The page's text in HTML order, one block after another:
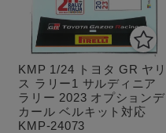
KMP 1/24 トヨタ GR ヤリ
ス ラリー1 サルディニア
ラリー 2023 オプションデ
カール ベルキット対応
KMP-24073